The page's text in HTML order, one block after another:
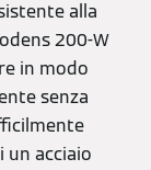
alla
200-W
in modo
senza
un acciaio